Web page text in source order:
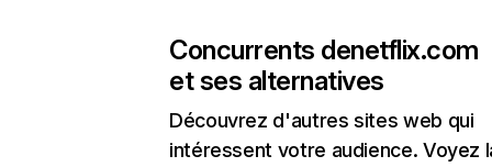
Concurrents denetflix.com
et ses alternatives
Découvrez d'autres sites web qui
intéressent votre audience. Voyez